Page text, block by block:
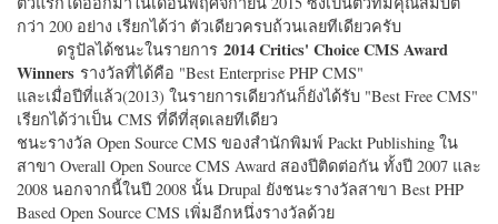
กว่า 200 อย่าง เรียกได้ว่า ตัวเดียวครบถ้วนเลยทีเดียวครับ
ดรูปัลได้ชนะในรายการ 2014 Critics' Choice CMS Award
Winners รางวัลที่ได้คือ "Best Enterprise PHP CMS"
และเมื่อปีที่แล้ว(2013) ในรายการเดียวกันก็ยังได้รับ "Best Free CMS"
เรียกได้ว่าเป็น CMS ที่ดีที่สุดเลยทีเดียว
ชนะรางวัล Open Source CMS ของสำนักพิมพ์ Packt Publishing ใน
สาขา Overall Open Source CMS Award สองปีติดต่อกัน ทั้งปี 2007 และ
2008 นอกจากนี้ในปี 2008 นั้น Drupal ยังชนะรางวัลสาขา Best PHP
Based Open Source CMS เพิ่มอีกหนึ่งรางวัลด้วย